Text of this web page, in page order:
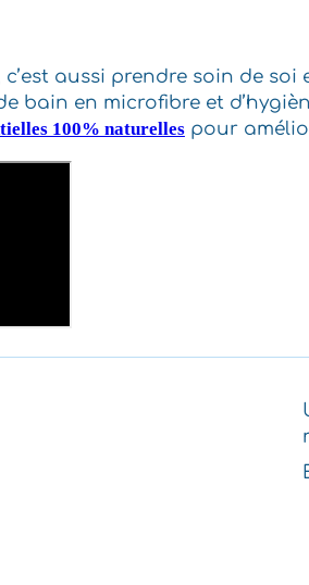
aussi prendre soin de
bain en microfibre et
100% naturellespour